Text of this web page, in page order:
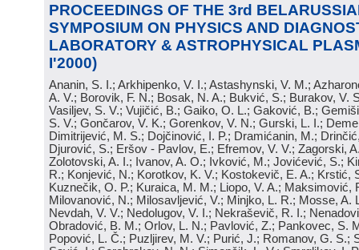
PROCEEDINGS OF THE 3rd
SYMPOSIUM ON PHYSICS AND
LABORATORY & ASTROPHYSICAL
I'2000)
Ananin, S. I.; Arkhipenko, V. I.; Astashynski, V. M.;
A. V.; Borovik, F. N.; Bosak, N. A.; Bukvić, S.; Burakov, V.
Vasiljev, S. V.; Vujičić, B.; Gaiko, O. L.; Gaković, B.;
S. V.; Gončarov, V. K.; Gorenkov, V. N.; Gurski, L. I.;
Dimitrijević, M. S.; Dojčinović, I. P.; Dramićanin, M.;
Djurović, S.; Eršov - Pavlov, E.; Efremov, V. V.; Zagorski,
Zolotovski, A. I.; Ivanov, A. O.; Ivković, M.; Jovićević, S.;
R.; Konjević, N.; Korotkov, K. V.; Kostokevič, E. A.; Krstić,
Kuznečik, O. P.; Kuraica, M. M.; Liopo, V. A.; Maksimović,
Milovanović, N.; Milosavljević, V.; Minjko, L. R.; Mosse, A.
Nevdah, V. V.; Nedolugov, V. I.; Nekraševič, R. I.;
Obradović, B. M.; Orlov, L. N.; Pavlović, Z.; Pankovec, S.
Popović, L. Č.; Puzljirev, M. V.; Purić, J.; Romanov, G. S.;